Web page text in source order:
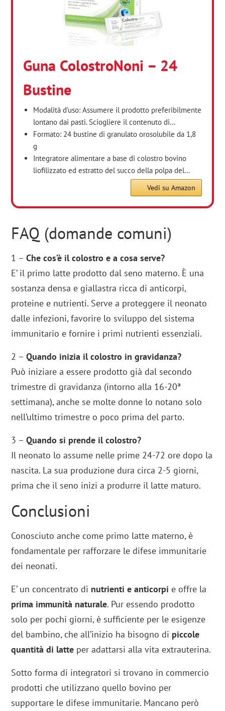
Guna ColostroNoni – 24
Bustine
Modalità d’uso: Assumere il prodotto preferibilmente
lontano dai pasti. Sciogliere il contenuto di…
Formato: 24 bustine di granulato orosolubile da 1,8
g
Integratore alimentare a base di colostro bovino
liofilizzato ed estratto del succo della polpa del…
Vedi su Amazon
FAQ (domande comuni)
1 –Che cos’è il colostro e a cosa serve?
E’ il primo latte prodotto dal seno materno. È una
sostanza densa e giallastra ricca di anticorpi,
proteine e nutrienti. Serve a proteggere il neonato
dalle infezioni, favorire lo sviluppo del sistema
immunitario e fornire i primi nutrienti essenziali.
2 –Quando inizia il colostro in gravidanza?
Può iniziare a essere prodotto già dal secondo
trimestre di gravidanza (intorno alla 16-20ª
settimana), anche se molte donne lo notano solo
nell’ultimo trimestre o poco prima del parto.
3 –Quando si prende il colostro?
Il neonato lo assume nelle prime 24-72 ore dopo la
nascita. La sua produzione dura circa 2-5 giorni,
prima che il seno inizi a produrre il latte maturo.
Conclusioni
Conosciuto anche come primo latte materno, è
fondamentale per rafforzare le difese immunitarie
dei neonati.
E’ un concentrato di nutrienti e anticorpi e offre la
prima immunità naturale. Pur essendo prodotto
solo per pochi giorni, è sufficiente per le esigenze
del bambino, che all’inizio ha bisogno di piccole
quantità di latte per adattarsi alla vita extrauterina.
Sotto forma di integratori si trovano in commercio
prodotti che utilizzano quello bovino per
supportare le difese immunitarie. Mancano però